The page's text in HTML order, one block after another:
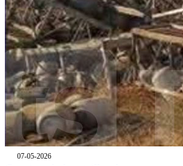
07-05-2026